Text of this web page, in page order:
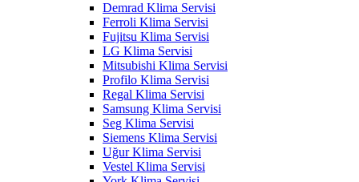
Demrad Klima Servisi
Ferroli Klima Servisi
Fujitsu Klima Servisi
LG Klima Servisi
Mitsubishi Klima Servisi
Profilo Klima Servisi
Regal Klima Servisi
Samsung Klima Servisi
Seg Klima Servisi
Siemens Klima Servisi
Uğur Klima Servisi
Vestel Klima Servisi